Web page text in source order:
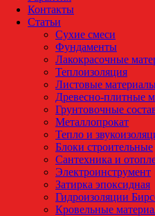
Контакты
Статьи
Сухие смеси
Фундаменты
Лакокрасочные
Теплоизоляция
Листовые
Древесно-плитные
Грунтовочные
Металлопрокат
Тепло и
Блоки строительные
Сантехника и
Электроинструмент
Затирка эпоксидная
Гидроизоляции
Кровельные